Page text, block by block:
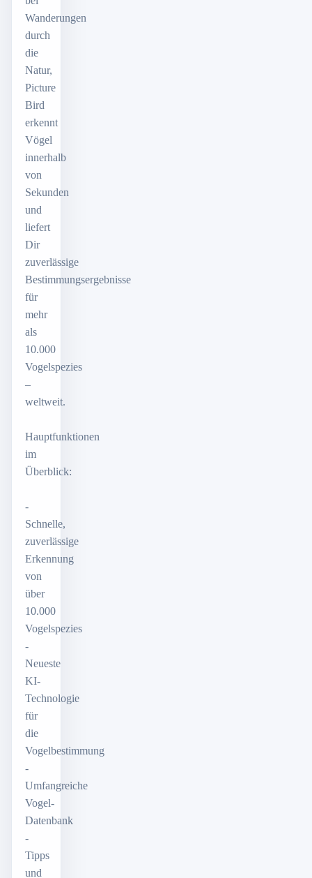
Wanderungen
durch
die
Natur,
Picture
Bird
erkennt
Vögel
innerhalb
von
Sekunden
und
liefert
Dir
zuverlässige
Bestimmungsergebnisse
für
mehr
als
10.000
Vogelspezies
–
weltweit.
Hauptfunktionen
im
Überblick:
-
Schnelle,
zuverlässige
Erkennung
von
über
10.000
Vogelspezies
-
Neueste
KI-
Technologie
für
die
Vogelbestimmung
-
Umfangreiche
Vogel-
Datenbank
-
Tipps
und